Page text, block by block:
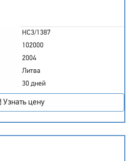
HC3/1387
102000
2004
Литва
30 дней
Узнать цену